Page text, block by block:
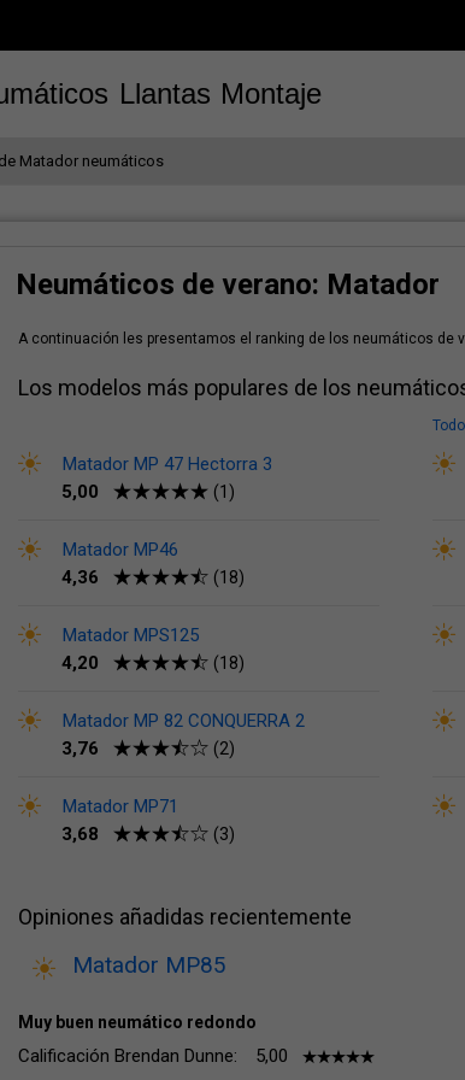
Llantas Montaje
Matador neumáticos
Neumáticos de verano: Matador
A continuación les presentamos el ranking de los neumáticos de
Los modelos más populares de los
Matador MP 47 Hectorra 3
5,00
(1)
Matador MP46
4,36
(18)
Matador MPS125
4,20
(18)
Matador MP 82 CONQUERRA 2
3,76
(2)
Matador MP71
3,68
(3)
Opiniones añadidas recientemente
Matador MP85
Muy buen neumático redondo
Calificación Brendan Dunne: 5,00